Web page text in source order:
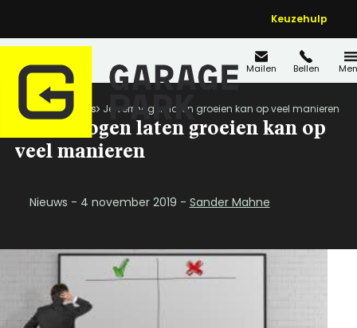
Keuzehulp
Mailen Bellen
Home Nieuws Je vermogen laten groeien kan op veel manieren
Je vermogen laten groeien kan op
veel manieren
Nieuws - 4 november 2019 - Sander Mahne